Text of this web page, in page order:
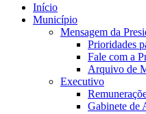
Início
Município
Mensagem da
Prioridades
Fale com a
Arquivo de
Executivo
Gabinete de